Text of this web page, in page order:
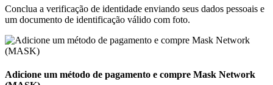
Conclua a verificação de identidade enviando seus dados pessoais e
um documento de identificação válido com foto.
Adicione um método de pagamento e compre Mask Network